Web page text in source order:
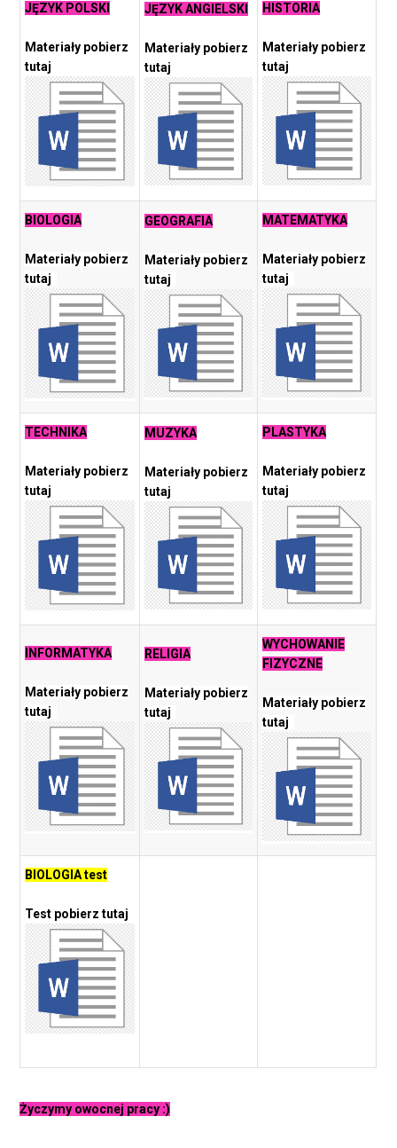
JĘZYK POLSKI
Materiały pobierz
tutaj
JĘZYK ANGIELSKI
Materiały pobierz
tutaj
HISTORIA
Materiały pobierz
tutaj
BIOLOGIA
Materiały pobierz
tutaj
GEOGRAFIA
Materiały pobierz
tutaj
MATEMATYKA
Materiały pobierz
tutaj
TECHNIKA
Materiały pobierz
tutaj
MUZYKA
Materiały pobierz
tutaj
PLASTYKA
Materiały pobierz
tutaj
INFORMATYKA
Materiały pobierz
tutaj
RELIGIA
Materiały pobierz
tutaj
WYCHOWANIE
FIZYCZNE
Materiały pobierz
tutaj
BIOLOGIA test
Test pobierz tutaj
Życzymy owocnej pracy :)